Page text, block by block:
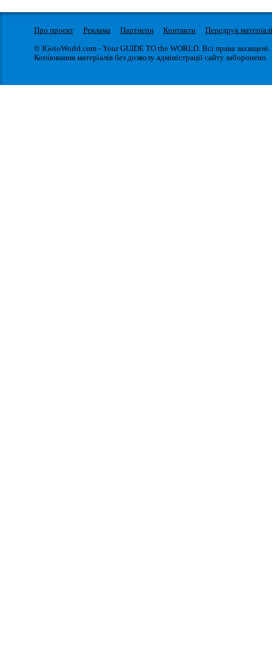
Про проект Реклама Партнери Контакти
Передрук
© IGotoWorld.com - Your GUIDE TO the WORLD. Всі права захищені.
Копіювання матеріалів без дозволу адміністрації сайту заборонено.